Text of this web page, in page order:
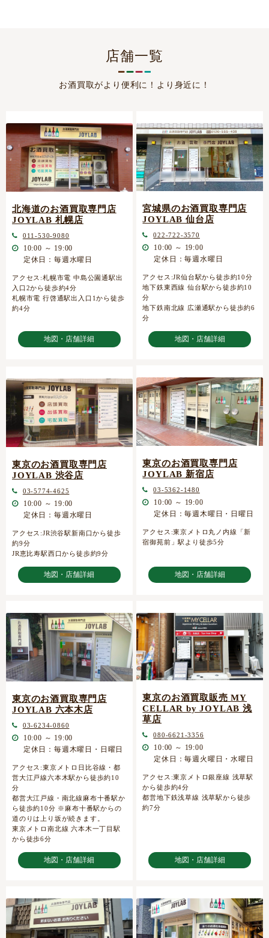
店舗一覧
お酒買取がより便利に！より身近に！
北海道のお酒買取専門店
JOYLAB 札幌店
011-530-9080
10:00 ～ 19:00
定休日：毎週水曜日
アクセス:札幌市電 中島公園通駅出
入口2から徒歩約4分
札幌市電 行啓通駅出入口1から徒歩
約4分
地図・店舗詳細
宮城県のお酒買取専門店
JOYLAB 仙台店
022-722-3570
10:00 ～ 19:00
定休日：毎週水曜日
アクセス:JR仙台駅から徒歩約10分
地下鉄東西線 仙台駅から徒歩約10
分
地下鉄南北線 広瀬通駅から徒歩約6
分
地図・店舗詳細
東京のお酒買取専門店
JOYLAB 渋谷店
03-5774-4625
10:00 ～ 19:00
定休日：毎週水曜日
アクセス:JR渋谷駅新南口から徒歩
約9分
JR恵比寿駅西口から徒歩約9分
地図・店舗詳細
東京のお酒買取専門店
JOYLAB 新宿店
03-5362-1480
10:00 ～ 19:00
定休日：毎週木曜日・日曜日
アクセス:東京メトロ丸ノ内線「新
宿御苑前」駅より徒歩5分
地図・店舗詳細
東京のお酒買取専門店
JOYLAB 六本木店
03-6234-0860
10:00 ～ 19:00
定休日：毎週木曜日・日曜日
アクセス:東京メトロ日比谷線・都
営大江戸線六本木駅から徒歩約10
分
都営大江戸線・南北線麻布十番駅か
ら徒歩約10分 ※麻布十番駅からの
道のりは上り坂が続きます。
東京メトロ南北線 六本木一丁目駅
から徒歩6分
地図・店舗詳細
東京のお酒買取販売 MY
CELLAR by JOYLAB 浅
草店
080-6621-3356
10:00 ～ 19:00
定休日：毎週火曜日・水曜日
アクセス:東京メトロ銀座線 浅草駅
から徒歩約4分
都営地下鉄浅草線 浅草駅から徒歩
約7分
地図・店舗詳細